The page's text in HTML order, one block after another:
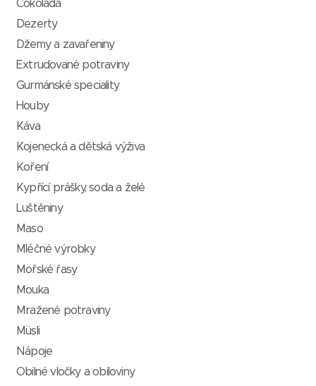
Čokoláda
Dezerty
Džemy a zavařeniny
Extrudované potraviny
Gurmánské speciality
Houby
Káva
Kojenecká a dětská výživa
Koření
Kypřící prášky, soda a želé
Luštěniny
Maso
Mléčné výrobky
Mořské řasy
Mouka
Mražené potraviny
Müsli
Nápoje
Obilné vločky a obiloviny